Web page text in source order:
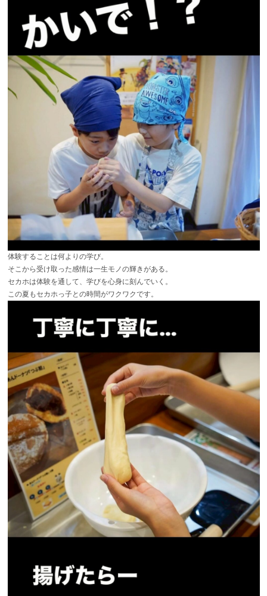
体験することは何よりの学び。
そこから受け取った感情は一生モノの輝きがある。
セカホは体験を通して、学びを心身に刻んでいく。
この夏もセカホっ子との時間がワクワクです。